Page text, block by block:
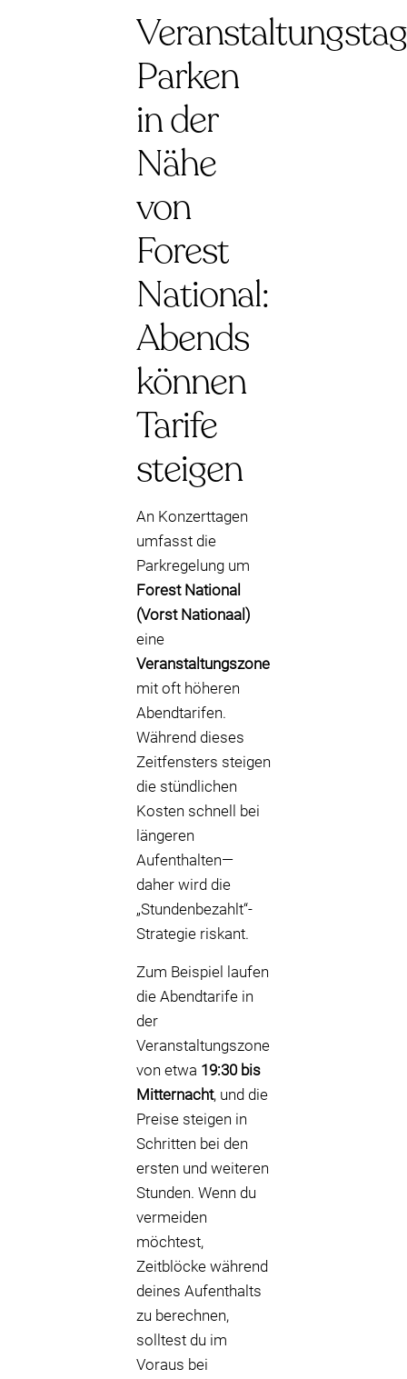
Parken
in der
Nähe
von
Forest
National:
Abends
können
Tarife
steigen
An Konzerttagen
umfasst die
Parkregelung um
Forest National
(Vorst Nationaal)
eine
Veranstaltungszone
mit oft höheren
Abendtarifen.
Während dieses
Zeitfensters steigen
die stündlichen
Kosten schnell bei
längeren
Aufenthalten—
daher wird die
„Stundenbezahlt“-
Strategie riskant.
Zum Beispiel laufen
die Abendtarife in
der
Veranstaltungszone
von etwa 19:30 bis
Mitternacht, und die
Preise steigen in
Schritten bei den
ersten und weiteren
Stunden. Wenn du
vermeiden
möchtest,
Zeitblöcke während
deines Aufenthalts
zu berechnen,
solltest du im
Voraus bei